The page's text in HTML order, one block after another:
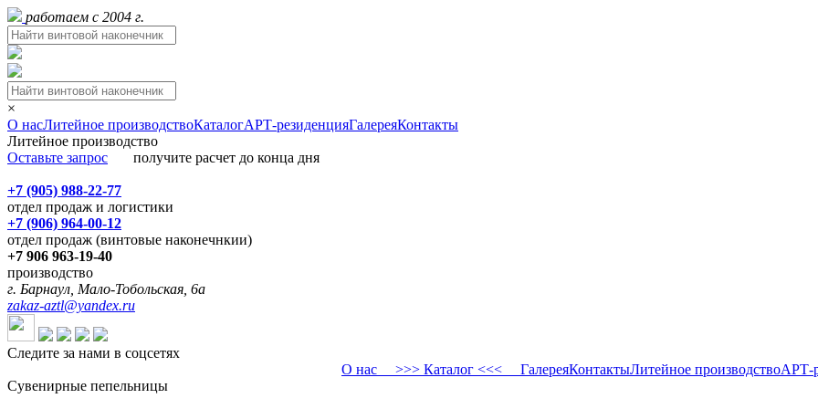
работаем с 2004 г.
×
О насЛитейное производствоКаталогАРТ-резиденцияГалереяКонтакты
Литейное производство
Оставьте запрос получите расчет до конца дня
+7 (905) 988-22-77
отдел продаж и логистики
+7 (906) 964-00-12
отдел продаж (винтовые наконечнкии)
+7 906 963-19-40
производство
г. Барнаул, Мало-Тобольская, 6а
zakaz-aztl@yandex.ru
Следите за нами в соцсетях
О нас >>> Каталог <<< ГалереяКонтактыЛитейное производствоАРТ-
Сувенирные пепельницы